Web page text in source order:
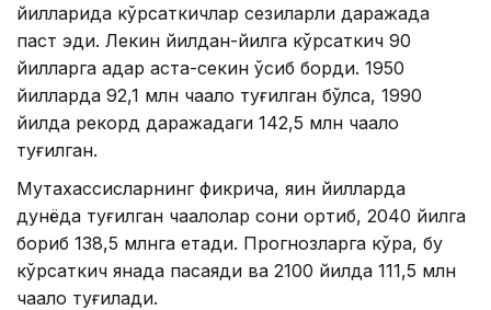
йилларида кўрсаткичлар сезиларли даражада
паст эди. Лекин йилдан-йилга кўрсаткич 90
йилларга қадар аста-секин ўсиб борди. 1950
йилларда 92,1 млн чақалоқ туғилган бўлса, 1990
йилда рекорд даражадаги 142,5 млн чақалоқ
туғилган.
Мутахассисларнинг фикрича, яқин йилларда
дунёда туғилган чақалоқлар сони ортиб, 2040 йилга
бориб 138,5 млнга етади. Прогнозларга кўра, бу
кўрсаткич янада пасаяди ва 2100 йилда 111,5 млн
чақалоқ туғилади.